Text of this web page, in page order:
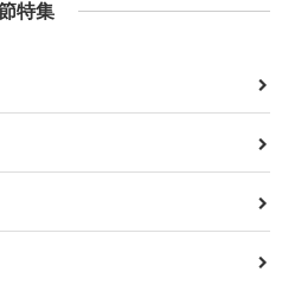
特集